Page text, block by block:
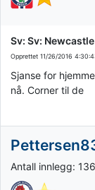
Sv: Sv:
Opprettet 11/26/2016
Sjanse for
nå. Corner til de
Antall innlegg: